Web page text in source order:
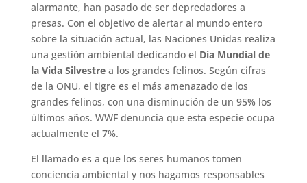
alarmante, han pasado de ser depredadores a
presas. Con el objetivo de alertar al mundo entero
sobre la situación actual, las Naciones Unidas realiza
una gestión ambiental dedicando el Día Mundial de
la Vida Silvestrea los grandes felinos. Según cifras
de la ONU, el tigre es el más amenazado de los
grandes felinos, con una disminución de un 95% los
últimos años. WWF denuncia que esta especie ocupa
actualmente el 7%.
El llamado es a que los seres humanos tomen
conciencia ambiental y nos hagamos responsables